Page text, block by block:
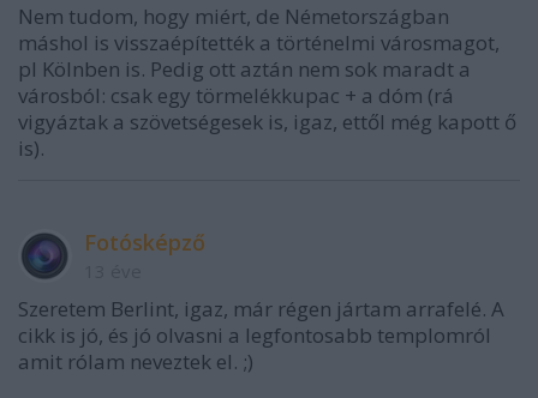
Nem tudom, hogy miért, de Németországban
máshol is visszaépítették a történelmi városmagot,
pl Kölnben is. Pedig ott aztán nem sok maradt a
városból: csak egy törmelékkupac + a dóm (rá
vigyáztak a szövetségesek is, igaz, ettől még kapott ő
is).
Fotósképző
Szeretem Berlint, igaz, már régen jártam arrafelé. A
cikk is jó, és jó olvasni a legfontosabb templomról
amit rólam neveztek el. ;)